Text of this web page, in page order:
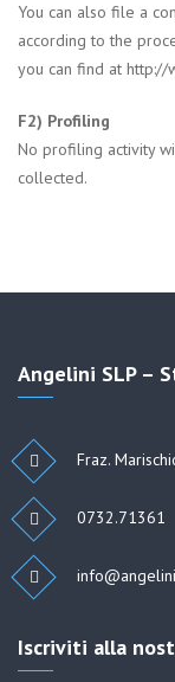
You can also file a
according to the
you can find at http://
F2) Profiling
No profiling activity
collected.
Angelini SLP –
Fraz.
0732.71361
Iscriviti alla